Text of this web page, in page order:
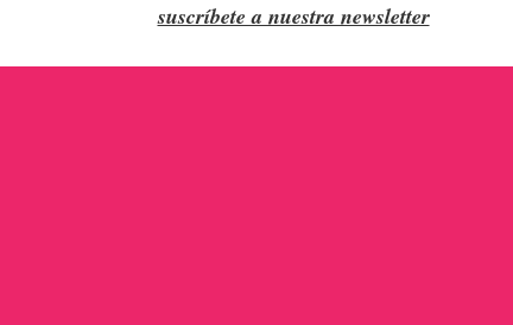
suscríbete a nuestra newsletter